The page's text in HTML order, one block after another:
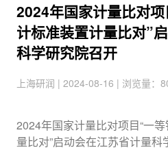
2024年国家计量比对
计标准装置计量比对”
科学研究院召开
上海研润 | 2024-08-16 | 浏览量：
2024年国家计量比对项目“一
量比对”启动会在江苏省计量科